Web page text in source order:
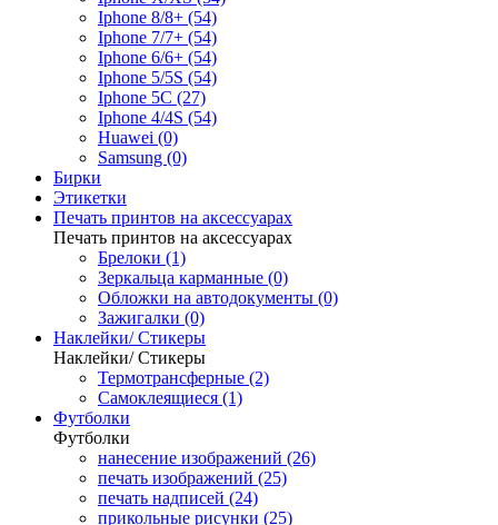
Iphone 8/8+ (54)
Iphone 7/7+ (54)
Iphone 6/6+ (54)
Iphone 5/5S (54)
Iphone 5C (27)
Iphone 4/4S (54)
Huawei (0)
Samsung (0)
Бирки
Этикетки
Печать принтов на аксессуарах
Печать принтов на аксессуарах
Брелоки (1)
Зеркальца карманные (0)
Обложки на автодокументы (0)
Зажигалки (0)
Наклейки/ Стикеры
Наклейки/ Стикеры
Термотрансферные (2)
Самоклеящиеся (1)
Футболки
Футболки
нанесение изображений (26)
печать изображений (25)
печать надписей (24)
прикольные рисунки (25)